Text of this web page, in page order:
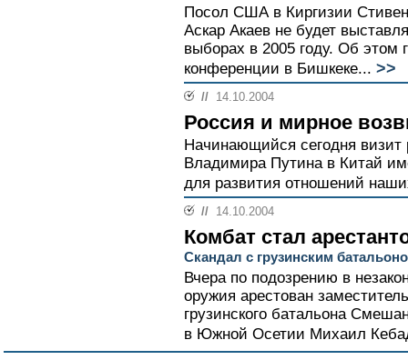
Посол США в Киргизии Стивен
Аскар Акаев не будет
выборах в 2005 году. Об этом
конференции в Бишкеке... >>
// 14.10.2004
Россия и мирное
Начинающийся сегодня визит
Владимира Путина в Китай
для развития отношений
// 14.10.2004
Комбат стал
Скандал с грузинским
Вчера по подозрению в
оружия арестован
грузинского батальона
в Южной Осетии Михаил